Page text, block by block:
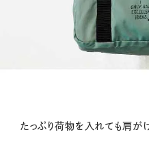
たっぷり荷物を入れても肩が